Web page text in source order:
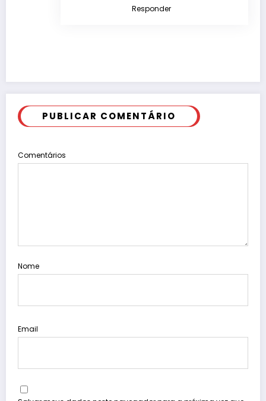
Responder
PUBLICAR COMENTÁRIO
Comentários
Nome
Email